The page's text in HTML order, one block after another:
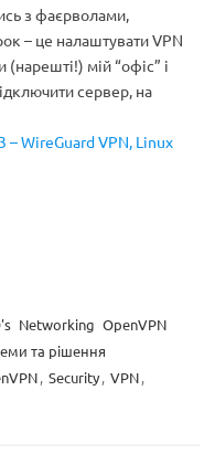
з фаєрволами,
– це налаштувати VPN
мій “офіс” і
сервер, на
– WireGuard VPN, Linux
Networking OpenVPN
та рішення
, Security, VPN,